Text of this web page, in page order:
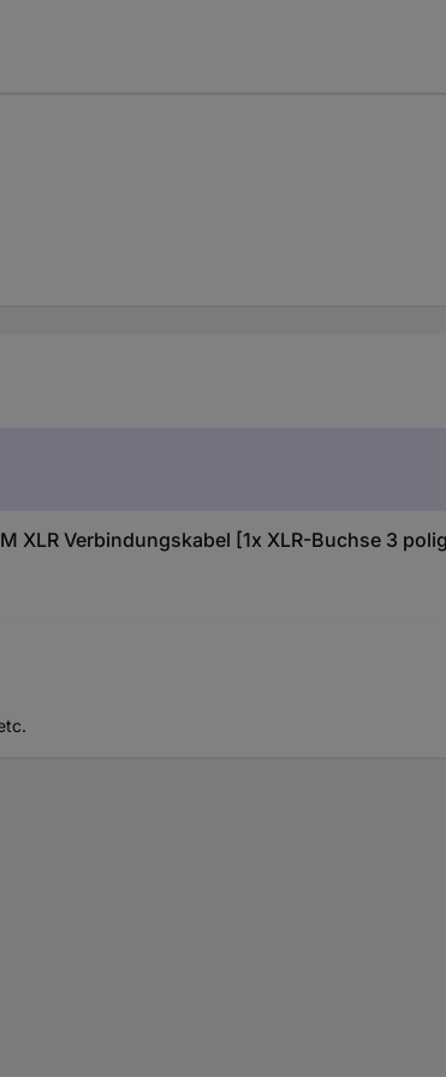
Verbindungskabel [1x XLR-Buchse 3